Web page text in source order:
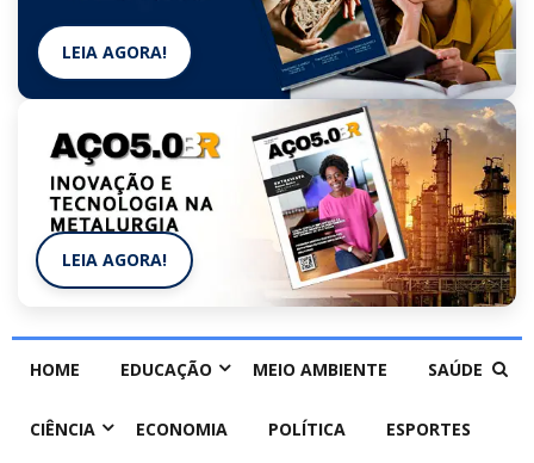
LEIA AGORA!
LEIA AGORA!
HOME EDUCAÇÃO MEIO AMBIENTE SAÚDE
CIÊNCIA ECONOMIA POLÍTICA ESPORTES